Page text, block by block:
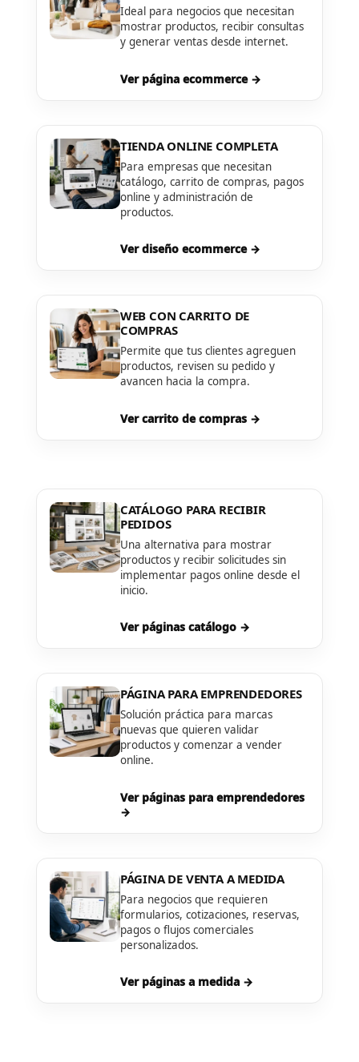
Ideal para negocios que necesitan
mostrar productos, recibir consultas
y generar ventas desde internet.
Ver página ecommerce →
TIENDA ONLINE COMPLETA
Para empresas que necesitan
catálogo, carrito de compras, pagos
online y administración de
productos.
Ver diseño ecommerce →
WEB CON CARRITO DE
COMPRAS
Permite que tus clientes agreguen
productos, revisen su pedido y
avancen hacia la compra.
Ver carrito de compras →
CATÁLOGO PARA RECIBIR
PEDIDOS
Una alternativa para mostrar
productos y recibir solicitudes sin
implementar pagos online desde el
inicio.
Ver páginas catálogo →
PÁGINA PARA EMPRENDEDORES
Solución práctica para marcas
nuevas que quieren validar
productos y comenzar a vender
online.
Ver páginas para emprendedores
→
PÁGINA DE VENTA A MEDIDA
Para negocios que requieren
formularios, cotizaciones, reservas,
pagos o flujos comerciales
personalizados.
Ver páginas a medida →